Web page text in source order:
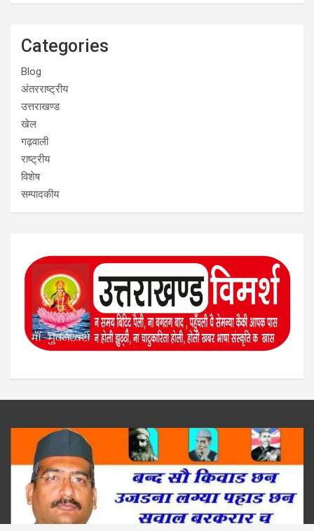
Categories
Blog
अंतरराष्ट्रीय
उत्तराखण्ड
खेल
गढ़वाली
राष्ट्रीय
विशेष
सम्पादकीय